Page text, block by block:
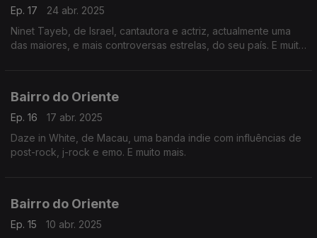
Ep. 17
24 abr. 2025
Ninet Tayeb, de Israel, cantautora e actriz, actualmente uma
das maiores, e mais controversas estrelas, do seu país. E muito
Bairro do Oriente
Ep. 16
17 abr. 2025
Daze in White, de Macau, uma banda indie com influências de
post-rock, j-rock e emo. E muito mais.
Bairro do Oriente
Ep. 15
10 abr. 2025